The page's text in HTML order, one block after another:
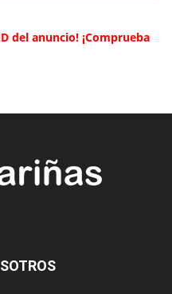
del anuncio! ¡Comprueba